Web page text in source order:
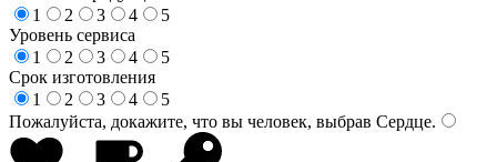
1
2 3 4
5
Уровень сервиса
1
2 3 4
5
Срок изготовления
1
2 3 4
5
Пожалуйста, докажите, что вы человек, выбрав Сердце.